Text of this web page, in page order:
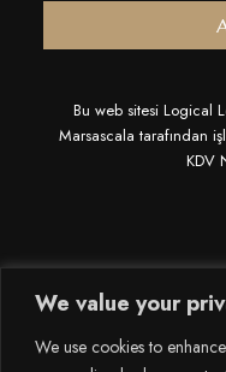
We value your
We use cookies to
Bu web sitesi Logical
Marsascala tarafından
KDV
GIZLILIK